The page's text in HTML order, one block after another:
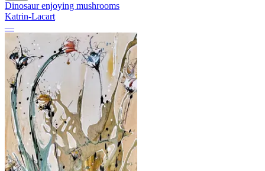
Dinosaur enjoying mushrooms
Katrin-Lacart
—